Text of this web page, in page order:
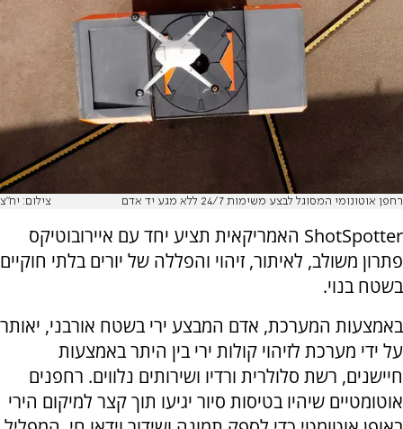
רחפן אוטונומי המסוגל לבצע משימות 24/7 ללא מגע יד אדם צילום: יח״צ
ShotSpotter האמריקאית תציע יחד עם איירובוטיקס
פתרון משולב, לאיתור, זיהוי והפללה של יורים בלתי חוקיים
בשטח בנוי.
באמצעות המערכת, אדם המבצע ירי בשטח אורבני, יאותר
על ידי מערכת לזיהוי קולות ירי בין היתר באמצעות
חיישנים, רשת סלולרית ורדיו ושירותים נלווים. רחפנים
אוטומטיים שיהיו בטיסות סיור יגיעו תוך קצר למיקום הירי